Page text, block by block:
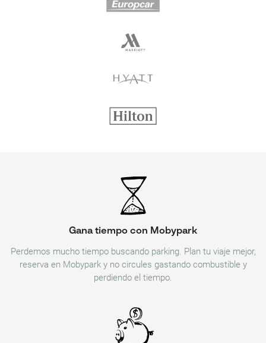
Gana tiempo con Mobypark
Perdemos mucho tiempo buscando parking. Plan tu viaje mejor,
reserva en Mobypark y no circules gastando combustible y
perdiendo el tiempo.